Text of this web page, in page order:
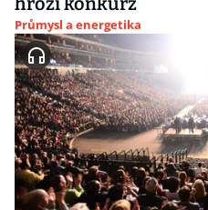
Průmysl a energetika